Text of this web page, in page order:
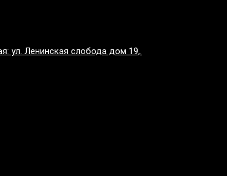
ул. Ленинская слобода дом 19,.